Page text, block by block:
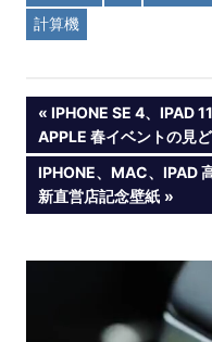
計算機
投
稿
ナ
ビ
PREVIOUS
POST:
IPHONE SE 4、IPAD
APPLE 春イベントの見
NEXT
POST:
IPHONE、MAC、IPAD
新直営店記念壁紙